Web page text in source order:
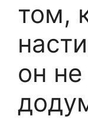
том,
он не